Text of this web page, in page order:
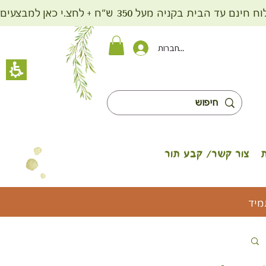
בקניה מעל 350 ש"ח + לחצ.י כאן למבצעים
להתחברות
צור קשר/ קבע תור